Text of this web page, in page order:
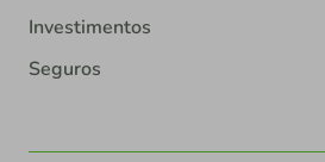
Investimentos
Seguros